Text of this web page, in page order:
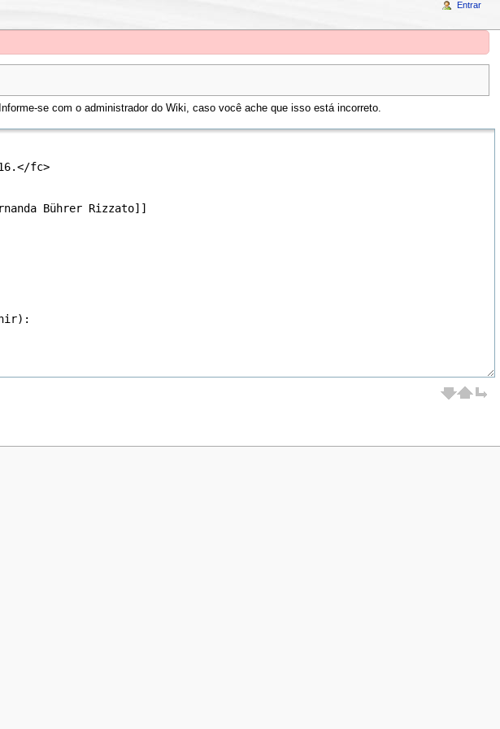
se com o administrador do Wiki, caso você ache que isso está incorreto.
Entrar